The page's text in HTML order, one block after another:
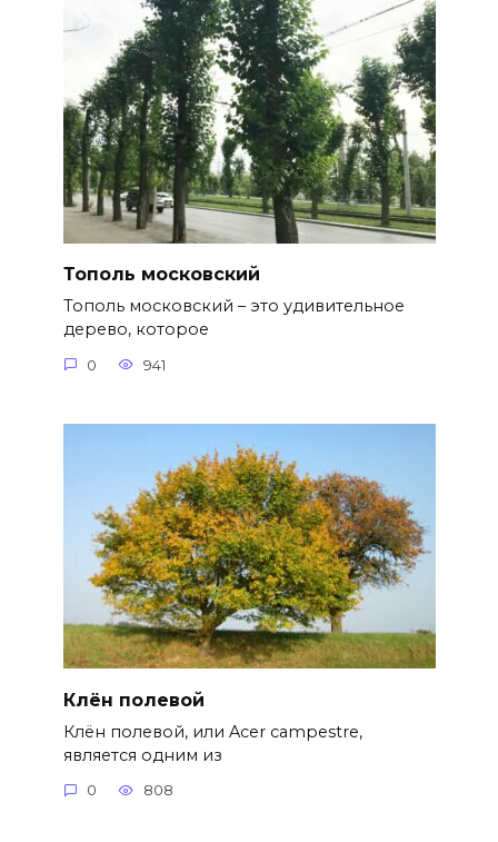
Тополь московский
Тополь московский – это удивительное
дерево, которое
0 941
Клён полевой
Клён полевой, или Acer campestre,
является одним из
0 808